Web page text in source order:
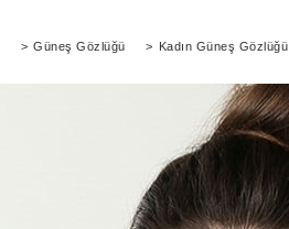
> Güneş Gözlüğü > Kadın Güneş Gözlüğü